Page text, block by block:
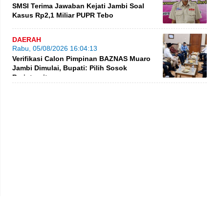
SMSI Terima Jawaban Kejati Jambi Soal
Kasus Rp2,1 Miliar PUPR Tebo
DAERAH
Rabu, 05/08/2026 16:04:13
Verifikasi Calon Pimpinan BAZNAS Muaro
Jambi Dimulai, Bupati: Pilih Sosok
Berintegritas